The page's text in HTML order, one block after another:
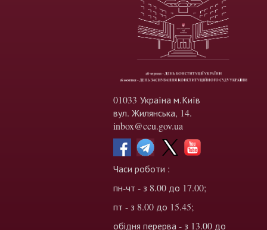
01033 Україна м.Київ
вул. Жилянська, 14.
inbox@ccu.gov.ua
Часи роботи :
пн-чт - з 8.00 до 17.00;
пт - з 8.00 до 15.45;
обідня перерва - з 13.00 до